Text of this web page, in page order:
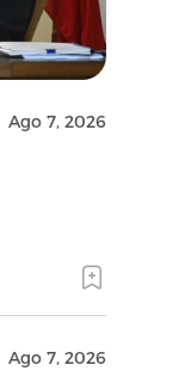
Ago 7, 2026
Ago 7, 2026